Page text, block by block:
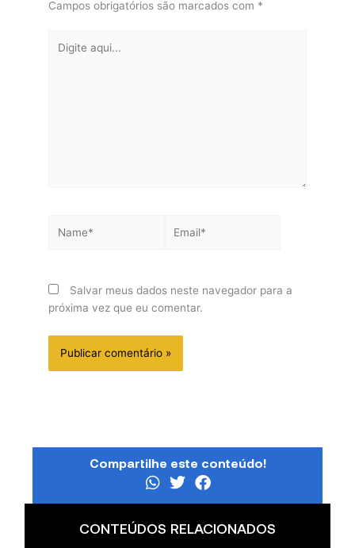
Campos obrigatórios são marcados com *
aqui...
Salvar meus dados neste navegador para a
próxima vez que eu comentar.
Compartilhe este conteúdo!
CONTEÚDOS RELACIONADOS